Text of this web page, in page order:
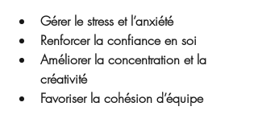
Gérer le stress et l’anxiété
Renforcer la confiance en soi
Améliorer la concentration et la
créativité
Favoriser la cohésion d’équipe